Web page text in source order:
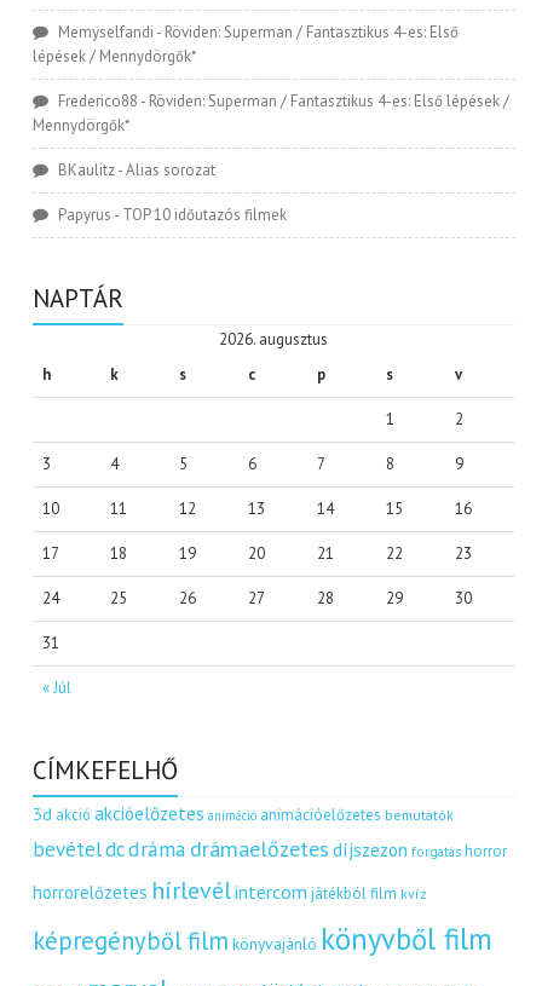
Memyselfandi - Röviden: Superman / Fantasztikus 4-es: Első
lépések / Mennydörgők*
Frederico88 - Röviden: Superman / Fantasztikus 4-es: Első lépések /
Mennydörgők*
BKaulitz-Alias sorozat
Papyrus - TOP 10 időutazós filmek
NAPTÁR
2026. augusztus
h
k s c p s v
« Júl
1 2
3 4 5 6 7 8 9
10 11 12 13 14 15 16
17 18 19 20 21 22 23
24 25 26 27 28 29 30
31
CÍMKEFELHŐ
3d akció akcióelőzetes animáció animációelőzetes bemutatók
bevételdcdráma drámaelőzetes díjszezon forgatás horror
horrorelőzetes hírlevélintercom játékból film kvíz
képregényből film könyvajánló könyvből film